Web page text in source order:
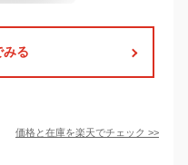
みる
価格と在庫を楽天でチェック >>